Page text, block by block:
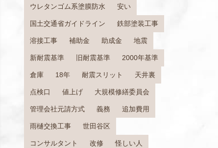
ウレタンゴム系塗膜防水 安い
国土交通省ガイドライン 鉄部塗装工事
溶接工事 補助金 助成金 地震
新耐震基準 旧耐震基準 2000年基準
倉庫 18年 耐震スリット 天井裏
点検口 値上げ 大規模修繕委員会
管理会社元請方式 義務 追加費用
雨樋交換工事 世田谷区
コンサルタント 改修 怪しい人